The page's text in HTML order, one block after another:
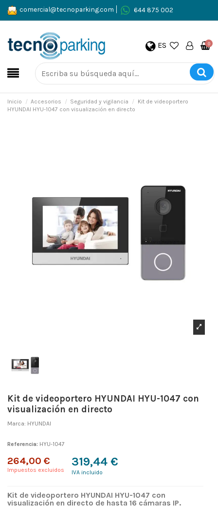
comercial@tecnoparking.com 644 875 002
ES 0
Inicio Accesorios Seguridad y vigilancia
Kit de videoportero
HYUNDAI HYU-1047 con visualización en directo
Kit de videoportero HYUNDAI HYU-1047 con
visualización en directo
Marca: HYUNDAI
Referencia: HYU-1047
264,00 €
Impuestos excluidos
319,44 €
IVA incluido
Kit de videoportero HYUNDAI HYU-1047 con
visualización en directo de hasta 16 cámaras IP.